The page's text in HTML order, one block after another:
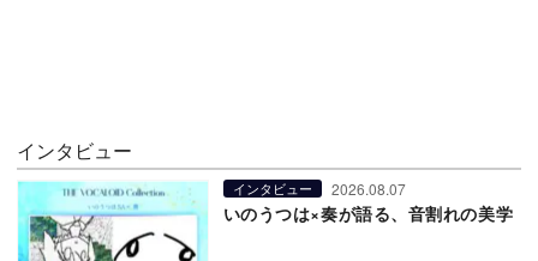
インタビュー
インタビュー 2026.08.07
いのうつは×奏が語る、音割れの美学